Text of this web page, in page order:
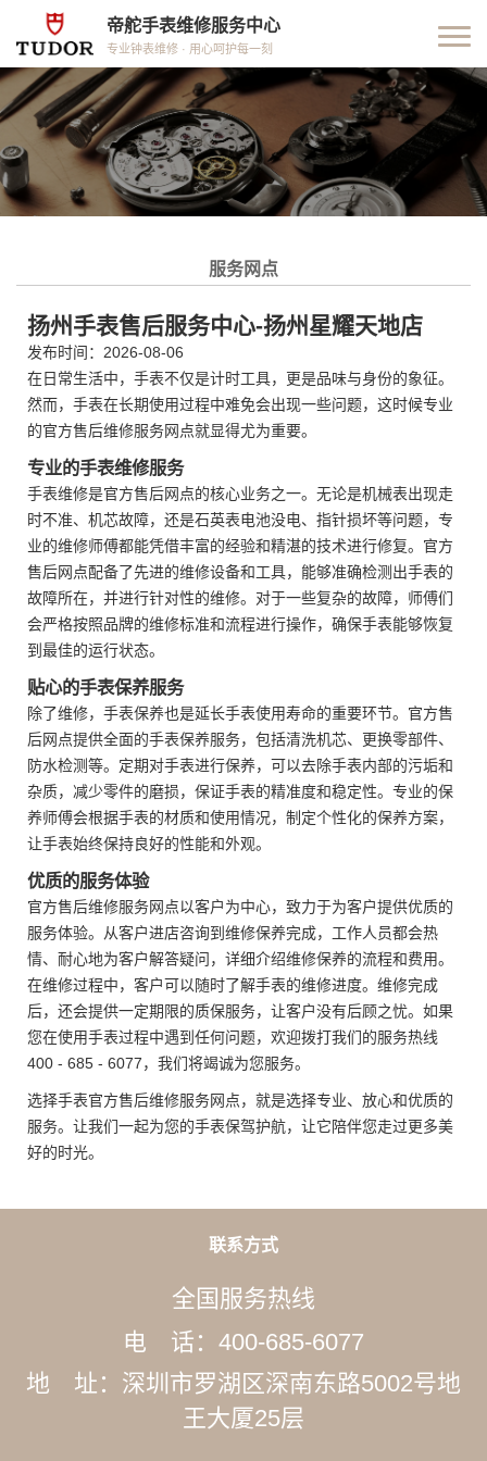
帝舵手表维修服务中心
专业钟表维修 · 用心呵护每一刻
服务网点
扬州手表售后服务中心-扬州星耀天地店
发布时间：2026-08-06
在日常生活中，手表不仅是计时工具，更是品味与身份的象征。
然而，手表在长期使用过程中难免会出现一些问题，这时候专业
的官方售后维修服务网点就显得尤为重要。
专业的手表维修服务
手表维修是官方售后网点的核心业务之一。无论是机械表出现走
时不准、机芯故障，还是石英表电池没电、指针损坏等问题，专
业的维修师傅都能凭借丰富的经验和精湛的技术进行修复。官方
售后网点配备了先进的维修设备和工具，能够准确检测出手表的
故障所在，并进行针对性的维修。对于一些复杂的故障，师傅们
会严格按照品牌的维修标准和流程进行操作，确保手表能够恢复
到最佳的运行状态。
贴心的手表保养服务
除了维修，手表保养也是延长手表使用寿命的重要环节。官方售
后网点提供全面的手表保养服务，包括清洗机芯、更换零部件、
防水检测等。定期对手表进行保养，可以去除手表内部的污垢和
杂质，减少零件的磨损，保证手表的精准度和稳定性。专业的保
养师傅会根据手表的材质和使用情况，制定个性化的保养方案，
让手表始终保持良好的性能和外观。
优质的服务体验
官方售后维修服务网点以客户为中心，致力于为客户提供优质的
服务体验。从客户进店咨询到维修保养完成，工作人员都会热
情、耐心地为客户解答疑问，详细介绍维修保养的流程和费用。
在维修过程中，客户可以随时了解手表的维修进度。维修完成
后，还会提供一定期限的质保服务，让客户没有后顾之忧。如果
您在使用手表过程中遇到任何问题，欢迎拨打我们的服务热线
400 - 685 - 6077，我们将竭诚为您服务。
选择手表官方售后维修服务网点，就是选择专业、放心和优质的
服务。让我们一起为您的手表保驾护航，让它陪伴您走过更多美
好的时光。
联系方式
全国服务热线
电 话：400-685-6077
地 址：深圳市罗湖区深南东路5002号地
王大厦25层